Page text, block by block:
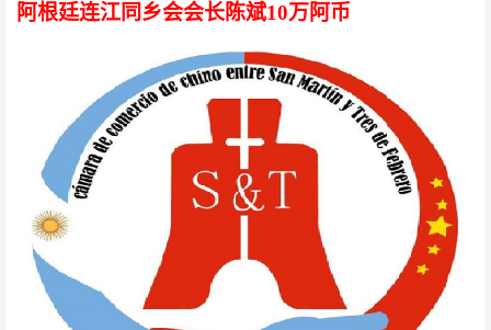
阿根廷连江同乡会会长陈斌10万阿币